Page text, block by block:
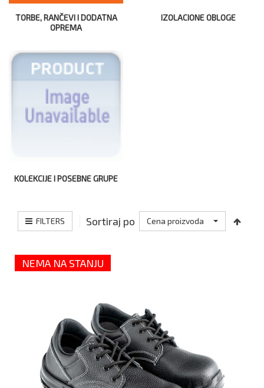
TORBE, RANČEVI I DODATNA
OPREMA
IZOLACIONE OBLOGE
KOLEKCIJE I POSEBNE GRUPE
FILTERS Sortiraj po Cena proizvoda
NEMA NA STANJU